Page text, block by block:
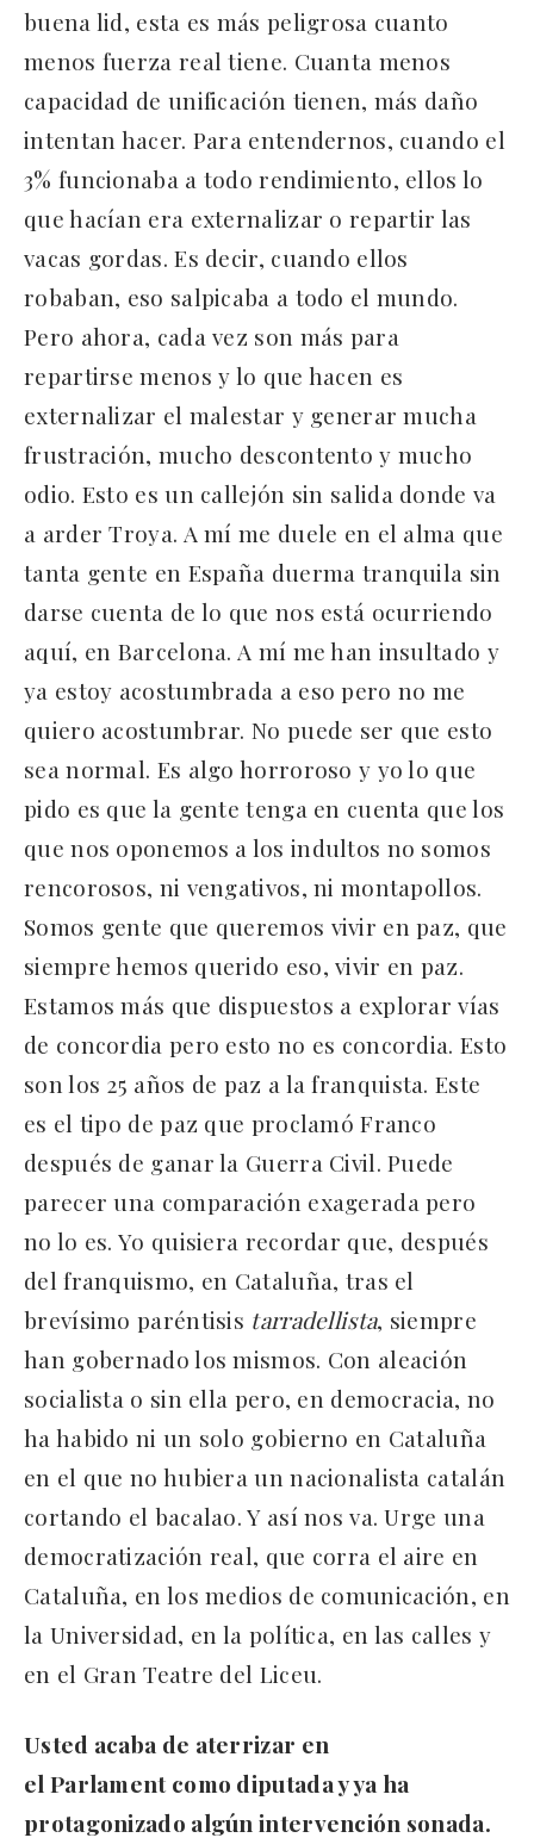
buena lid, esta es más peligrosa cuanto
menos fuerza real tiene. Cuanta menos
capacidad de unificación tienen, más daño
intentan hacer. Para entendernos, cuando el
3% funcionaba a todo rendimiento, ellos lo
que hacían era externalizar o repartir las
vacas gordas. Es decir, cuando ellos
robaban, eso salpicaba a todo el mundo.
Pero ahora, cada vez son más para
repartirse menos y lo que hacen es
externalizar el malestar y generar mucha
frustración, mucho descontento y mucho
odio. Esto es un callejón sin salida donde va
a arder Troya. A mí me duele en el alma que
tanta gente en España duerma tranquila sin
darse cuenta de lo que nos está ocurriendo
aquí, en Barcelona. A mí me han insultado y
ya estoy acostumbrada a eso pero no me
quiero acostumbrar. No puede ser que esto
sea normal. Es algo horroroso y yo lo que
pido es que la gente tenga en cuenta que los
que nos oponemos a los indultos no somos
rencorosos, ni vengativos, ni montapollos.
Somos gente que queremos vivir en paz, que
siempre hemos querido eso, vivir en paz.
Estamos más que dispuestos a explorar vías
de concordia pero esto no es concordia. Esto
son los 25 años de paz a la franquista. Este
es el tipo de paz que proclamó Franco
después de ganar la Guerra Civil. Puede
parecer una comparación exagerada pero
no lo es. Yo quisiera recordar que, después
del franquismo, en Cataluña, tras el
brevísimo paréntisis tarradellista, siempre
han gobernado los mismos. Con aleación
socialista o sin ella pero, en democracia, no
ha habido ni un solo gobierno en Cataluña
en el que no hubiera un nacionalista catalán
cortando el bacalao. Y así nos va. Urge una
democratización real, que corra el aire en
Cataluña, en los medios de comunicación, en
la Universidad, en la política, en las calles y
en el Gran Teatre del Liceu.
Usted acaba de aterrizar en
el Parlament como diputada y ya ha
protagonizado algún intervención sonada.